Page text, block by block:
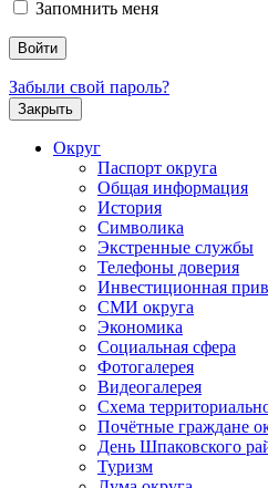
Запомнить меня
Забыли свой пароль?
Закрыть
Округ
Паспорт округа
Общая информация
История
Символика
Экстренные службы
Телефоны доверия
Инвестиционная
СМИ округа
Экономика
Социальная сфера
Фотогалерея
Видеогалерея
Схема
Почётные граждане
День Шпаковского
Туризм